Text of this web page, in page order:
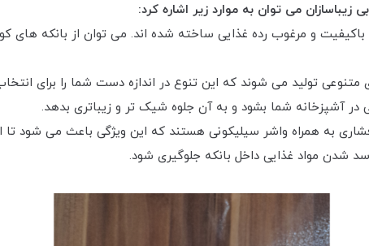
می توان به موارد زیر اشاره کرد:
و مرغوب رده غذایی ساخته شده اند. می توان از بانکه های
تولید می شوند که این تنوع در اندازه دست شما را برای
آشپزخانه شما بشود و به آن جلوه شیک تر و زیباتری بدهد.
به همراه واشر سیلیکونی هستند که این ویژگی باعث می شود تا
شدن مواد غذایی داخل بانکه جلوگیری شود.